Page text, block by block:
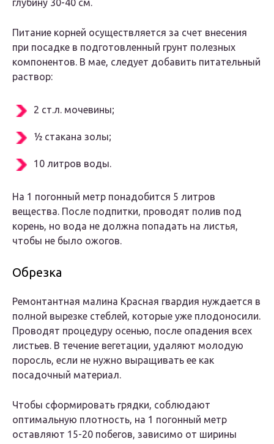
глубину 30-40 см.
Питание корней осуществляется за счет внесения
при посадке в подготовленный грунт полезных
компонентов. В мае, следует добавить питательный
раствор:
2 ст.л. мочевины;
½ стакана золы;
10 литров воды.
На 1 погонный метр понадобится 5 литров
вещества. После подпитки, проводят полив под
корень, но вода не должна попадать на листья,
чтобы не было ожогов.
Обрезка
Ремонтантная малина Красная гвардия нуждается в
полной вырезке стеблей, которые уже плодоносили.
Проводят процедуру осенью, после опадения всех
листьев. В течение вегетации, удаляют молодую
поросль, если не нужно выращивать ее как
посадочный материал.
Чтобы сформировать грядки, соблюдают
оптимальную плотность, на 1 погонный метр
оставляют 15-20 побегов, зависимо от ширины